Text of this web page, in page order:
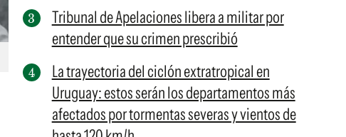
Tribunal de Apelaciones libera a militar por
entender que su crimen prescribió
La trayectoria del ciclón extratropical en
Uruguay: estos serán los departamentos más
afectados por tormentas severas y vientos de